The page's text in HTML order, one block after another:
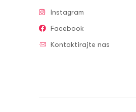
Instagram
Facebook
Kontaktirajte nas